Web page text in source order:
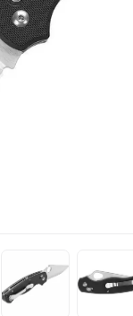
Газовые горелки